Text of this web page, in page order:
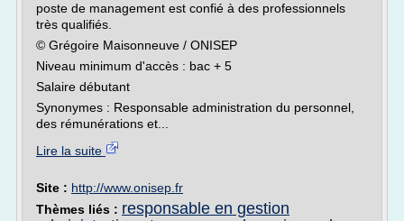
poste de management est confié à des professionnels
très qualifiés.
© Grégoire Maisonneuve / ONISEP
Niveau minimum d'accès : bac + 5
Salaire débutant
Synonymes : Responsable administration du personnel,
des rémunérations et...
Lire la suite
Site : http://www.onisep.fr
Thèmes liés : responsable en gestion